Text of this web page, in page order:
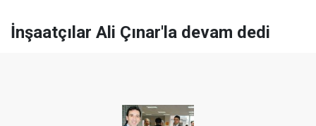
İnşaatçılar Ali Çınar'la devam dedi